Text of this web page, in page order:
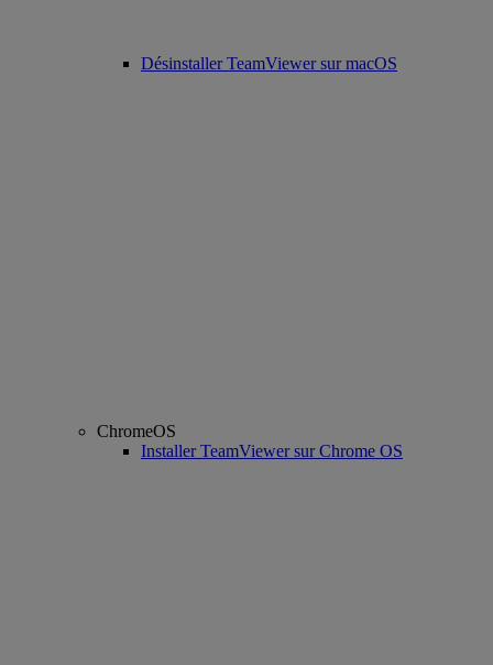
Désinstaller TeamViewer sur macOS
ChromeOS
Installer TeamViewer sur Chrome OS